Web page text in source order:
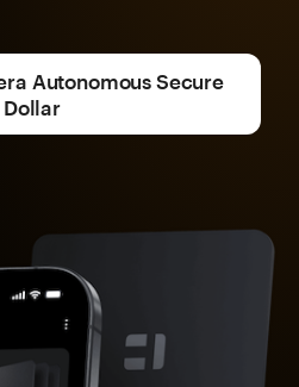
Autonomous Secure
Dollar